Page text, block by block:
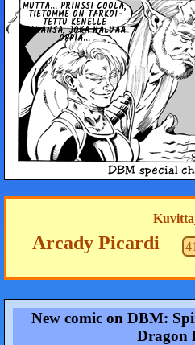
MUTTA... PRINSSI COOLA,
TIE­TOM­ME ON TAR­KOI­
TET­TU KENELLE
TAHANSA, JOKA HALUAA
OPPIA...
Arcady Picardi 41
New comic on DBM:
Dragon